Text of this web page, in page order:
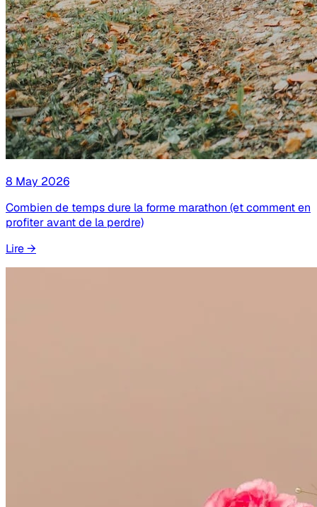
8 May 2026
Combien de temps dure la forme marathon (et comment en
profiter avant de la perdre)
Lire→